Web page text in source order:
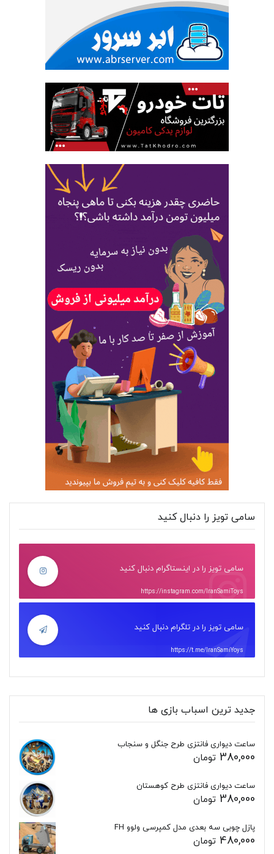
سامی تویز را دنبال کنید
سامی تویز را در اینستاگرام دنبال کنید
https://instagram.com/IranSamiToys
سامی تویز را در تلگرام دنبال کنید
https://t.me/IranSamiYoys
جدید ترین اسباب بازی ها
ساعت دیواری فانتزی طرح جنگل و سنجاب
380,000 تومان
ساعت دیواری فانتزی طرح کوهستان
380,000 تومان
پازل چوبی سه بعدی مدل کمپرسی ولوو FH
480,000 تومان